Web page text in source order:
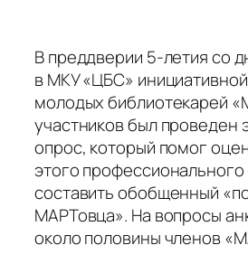
В преддверии 5-летия со
в МКУ «ЦБС»
молодых библиотекарей
участников был проведен
опрос, который помог
этого
составить обобщенный
МАРТовца». На вопросы
около половины членов